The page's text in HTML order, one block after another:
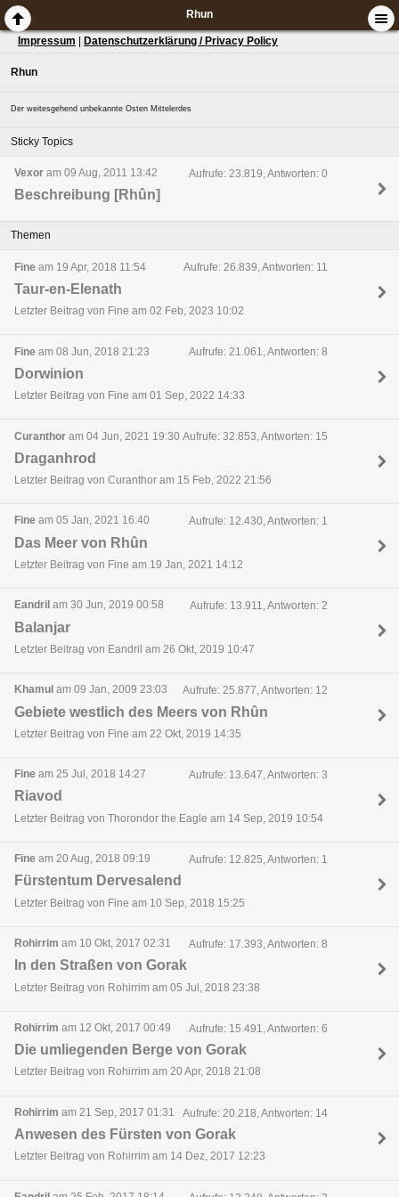
Rhun
Impressum Datenschutzerklärung / Privacy Policy
Rhun
Der weitesgehend unbekannte Osten Mittelerdes
Sticky Topics
Vexor am 09 Aug, 2011 13:42 Aufrufe: 23.819, Antworten: 0
Beschreibung [Rhûn]
Themen
Fine am 19 Apr, 2018 11:54 Aufrufe: 26.839, Antworten: 11
Taur-en-Elenath
Letzter Beitrag von Fine am 02 Feb, 2023 10:02
Fine am 08 Jun, 2018 21:23 Aufrufe: 21.061, Antworten: 8
Dorwinion
Letzter Beitrag von Fine am 01 Sep, 2022 14:33
Curanthor am 04 Jun, 2021 19:30 Aufrufe: 32.853, Antworten: 15
Draganhrod
Letzter Beitrag von Curanthor am 15 Feb, 2022 21:56
Fine am 05 Jan, 2021 16:40 Aufrufe: 12.430, Antworten: 1
Das Meer von Rhûn
Letzter Beitrag von Fine am 19 Jan, 2021 14:12
Eandril am 30 Jun, 2019 00:58 Aufrufe: 13.911, Antworten: 2
Balanjar
Letzter Beitrag von Eandril am 26 Okt, 2019 10:47
Khamul am 09 Jan, 2009 23:03 Aufrufe: 25.877, Antworten: 12
Gebiete westlich des Meers von Rhûn
Letzter Beitrag von Fine am 22 Okt, 2019 14:35
Fine am 25 Jul, 2018 14:27 Aufrufe: 13.647, Antworten: 3
Riavod
Letzter Beitrag von Thorondor the Eagle am 14 Sep, 2019 10:54
Fine am 20 Aug, 2018 09:19 Aufrufe: 12.825, Antworten: 1
Fürstentum Dervesalend
Letzter Beitrag von Fine am 10 Sep, 2018 15:25
Rohirrim am 10 Okt, 2017 02:31 Aufrufe: 17.393, Antworten: 8
In den Straßen von Gorak
Letzter Beitrag von Rohirrim am 05 Jul, 2018 23:38
Rohirrim am 12 Okt, 2017 00:49 Aufrufe: 15.491, Antworten: 6
Die umliegenden Berge von Gorak
Letzter Beitrag von Rohirrim am 20 Apr, 2018 21:08
Rohirrim am 21 Sep, 2017 01:31 Aufrufe: 20.218, Antworten: 14
Anwesen des Fürsten von Gorak
Letzter Beitrag von Rohirrim am 14 Dez, 2017 12:23